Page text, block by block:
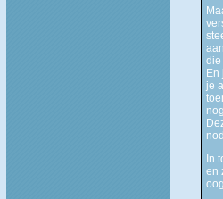
die
En
je
In
en